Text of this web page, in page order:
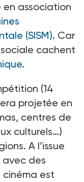
en association
(SISM). Car
cachent
.
(14
projetée en
centres de
culturels…)
A l’issue
des
cinéma est